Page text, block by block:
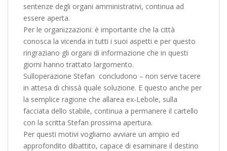
sentenze degli organi amministrativi, continua ad
essere aperta.
Per le organizzazioni: è importante che la città
conosca la vicenda in tutti i suoi aspetti e per questo
ringraziano gli organi di informazione che in questi
giorni hanno trattato largomento.
Sulloperazione Stefan  concludono – non serve tacere
in attesa di chissà quale soluzione. E questo anche per
la semplice ragione che allarea ex-Lebole, sulla
facciata dello stabile, continua a permanere il cartello
con la scritta Stefan prossima apertura.
Per questi motivi vogliamo avviare un ampio ed
approfondito dibattito, capace di esaminare il destino